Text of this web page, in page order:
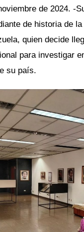
de 2024. -
de historia de
quien decide
para investigar
su país.